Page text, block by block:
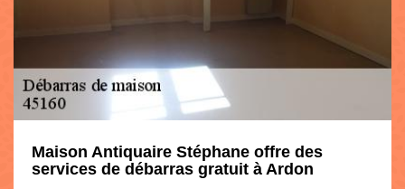
Maison Antiquaire Stéphane offre des
services de débarras gratuit à Ardon